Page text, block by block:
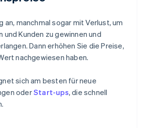
an, manchmal sogar mit Verlust, um
und Kunden zu gewinnen und
Dann erhöhen Sie die Preise,
nachgewiesen haben.
sich am besten für neue
oderStart-ups, die schnell